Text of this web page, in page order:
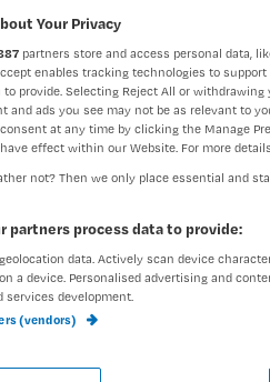
Auteur:
Your Privacy
partners store and access personal data,
enables tracking technologies to
to provide. Selecting Reject All or
and ads you see may not be as relevant to
at any time by clicking the Manage
effect within our Website. For more
not? Then we only place essential and
partners process data to provide:
data. Actively scan device
a device. Personalised advertising and
services development.
(vendors)